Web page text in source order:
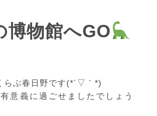
博物館へGO
らぶ春日野です(*´▽｀*)
意義に過ごせましたでしょう